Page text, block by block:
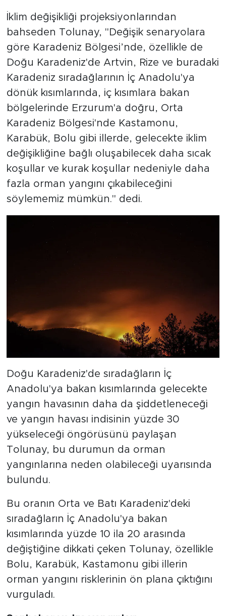
İklim değişikliği projeksiyonlarından
bahseden Tolunay, "Değişik senaryolara
göre Karadeniz Bölgesi’nde, özellikle de
Doğu Karadeniz'de Artvin, Rize ve buradaki
Karadeniz sıradağlarının İç Anadolu'ya
dönük kısımlarında, iç kısımlara bakan
bölgelerinde Erzurum'a doğru, Orta
Karadeniz Bölgesi'nde Kastamonu,
Karabük, Bolu gibi illerde, gelecekte iklim
değişikliğine bağlı oluşabilecek daha sıcak
koşullar ve kurak koşullar nedeniyle daha
fazla orman yangını çıkabileceğini
söylememiz mümkün." dedi.
Doğu Karadeniz'de sıradağların İç
Anadolu'ya bakan kısımlarında gelecekte
yangın havasının daha da şiddetleneceği
ve yangın havası indisinin yüzde 30
yükseleceği öngörüsünü paylaşan
Tolunay, bu durumun da orman
yangınlarına neden olabileceği uyarısında
bulundu.
Bu oranın Orta ve Batı Karadeniz'deki
sıradağların İç Anadolu'ya bakan
kısımlarında yüzde 10 ila 20 arasında
değiştiğine dikkati çeken Tolunay, özellikle
Bolu, Karabük, Kastamonu gibi illerin
orman yangını risklerinin ön plana çıktığını
vurguladı.